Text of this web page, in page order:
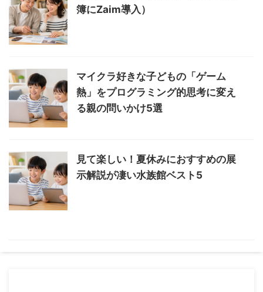
簿にZaim導入）
マイクラ好きな子どもの「ゲーム
熱」をプログラミング的思考に変え
る親の問いかけ5選
見て楽しい！夏休みにおすすめの展
示解説が凄い水族館ベスト5